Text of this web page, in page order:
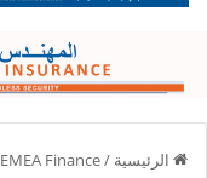
الرئيسية /
EMEA Finance